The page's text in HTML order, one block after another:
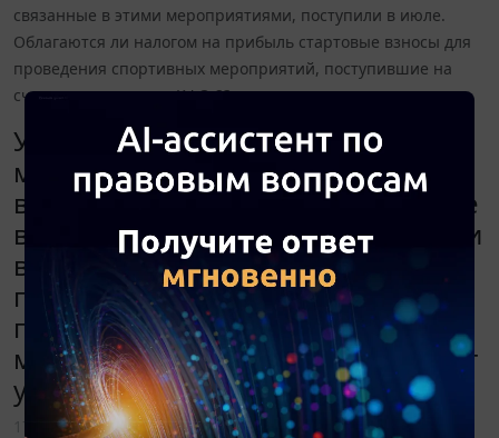
связанные в этими мероприятиями, поступили в июле.
Облагаются ли налогом на прибыль стартовые взносы для
проведения спортивных мероприятий, поступившие на
счет учреждения по КФО 2?
Учреждение провело спортивные
мероприятия в июне. Стартовые
взносы и иные платежи, связанные
в этими мероприятиями, поступили
в июле. Облагаются ли налогом на
прибыль стартовые взносы для
проведения спортивных
мероприятий, поступившие на счет
учреждения по КФО 2?
17 августа 2021